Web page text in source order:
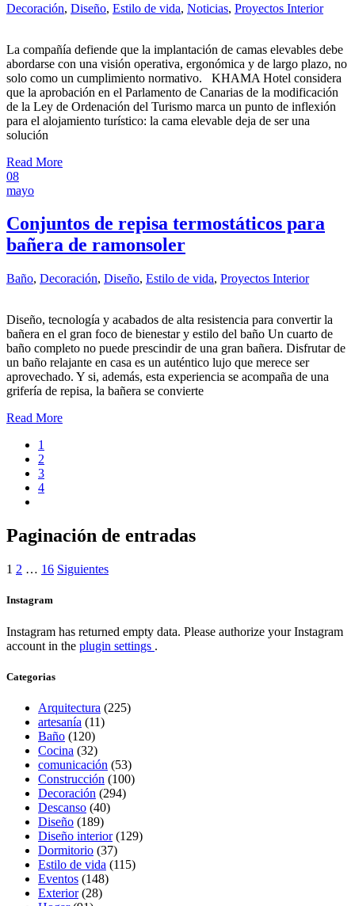
Decoración, Diseño, Estilo de vida, Noticias, Proyectos Interior
La compañía defiende que la implantación de camas elevables debe
abordarse con una visión operativa, ergonómica y de largo plazo, no
solo como un cumplimiento normativo. KHAMA Hotel considera
que la aprobación en el Parlamento de Canarias de la modificación
de la Ley de Ordenación del Turismo marca un punto de inflexión
para el alojamiento turístico: la cama elevable deja de ser una
solución
Read More
08
mayo
Conjuntos de repisa termostáticos para
bañera de ramonsoler
Baño, Decoración, Diseño, Estilo de vida, Proyectos Interior
Diseño, tecnología y acabados de alta resistencia para convertir la
bañera en el gran foco de bienestar y estilo del baño Un cuarto de
baño completo no puede prescindir de una gran bañera. Disfrutar de
un baño relajante en casa es un auténtico lujo que merece ser
aprovechado. Y si, además, esta experiencia se acompaña de una
grifería de repisa, la bañera se convierte
Read More
1
2
3
4
Paginación de entradas
1 2 … 16 Siguientes
Instagram
Instagram has returned empty data. Please authorize your Instagram
account in the plugin settings .
Categorias
Arquitectura (225)
artesanía (11)
Baño (120)
Cocina (32)
comunicación (53)
Construcción (100)
Decoración (294)
Descanso (40)
Diseño (189)
Diseño interior(129)
Dormitorio (37)
Estilo de vida (115)
Eventos (148)
Exterior(28)